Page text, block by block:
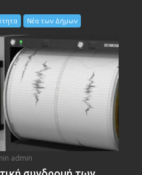
Νέα των Δήμων
admin